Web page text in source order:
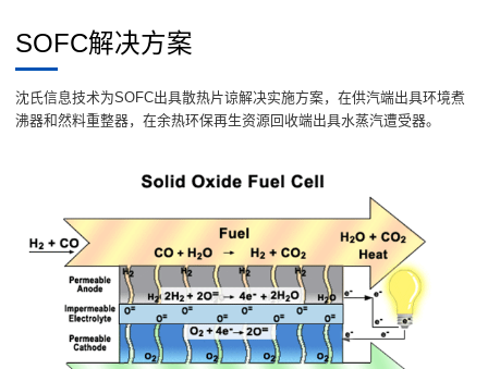
SOFC解决方案
沈氏信息技术为SOFC出具散热片谅解决实施方案，在供汽端出具环境煮
沸器和然料重整器，在余热环保再生资源回收端出具水蒸汽遭受器。